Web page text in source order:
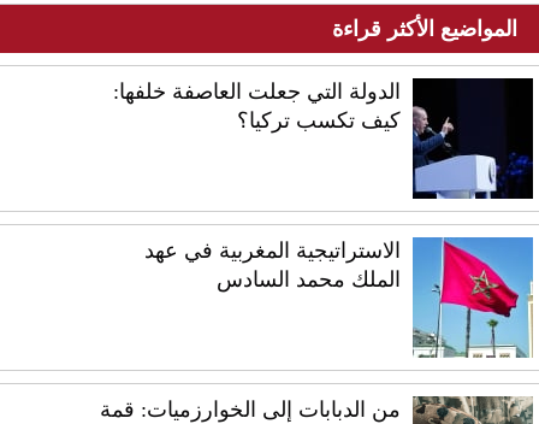
المواضيع الأكثر قراءة
الدولة التي جعلت العاصفة خلفها:
كيف تكسب تركيا؟
الاستراتيجية المغربية في عهد
الملك محمد السادس
من الدبابات إلى الخوارزميات: قمة